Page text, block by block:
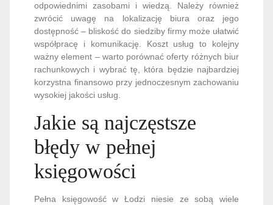
odpowiednimi zasobami i wiedzą. Należy również
zwrócić uwagę na lokalizację biura oraz jego
dostępność – bliskość do siedziby firmy może ułatwić
współpracę i komunikację. Koszt usług to kolejny
ważny element – warto porównać oferty różnych biur
rachunkowych i wybrać tę, która będzie najbardziej
korzystna finansowo przy jednoczesnym zachowaniu
wysokiej jakości usług.
Jakie są najczęstsze
błędy w pełnej
księgowości
Pełna księgowość w Łodzi niesie ze sobą wiele